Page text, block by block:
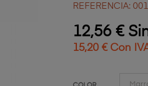
REFERENCIA:
12,56 €
15,20 € Con